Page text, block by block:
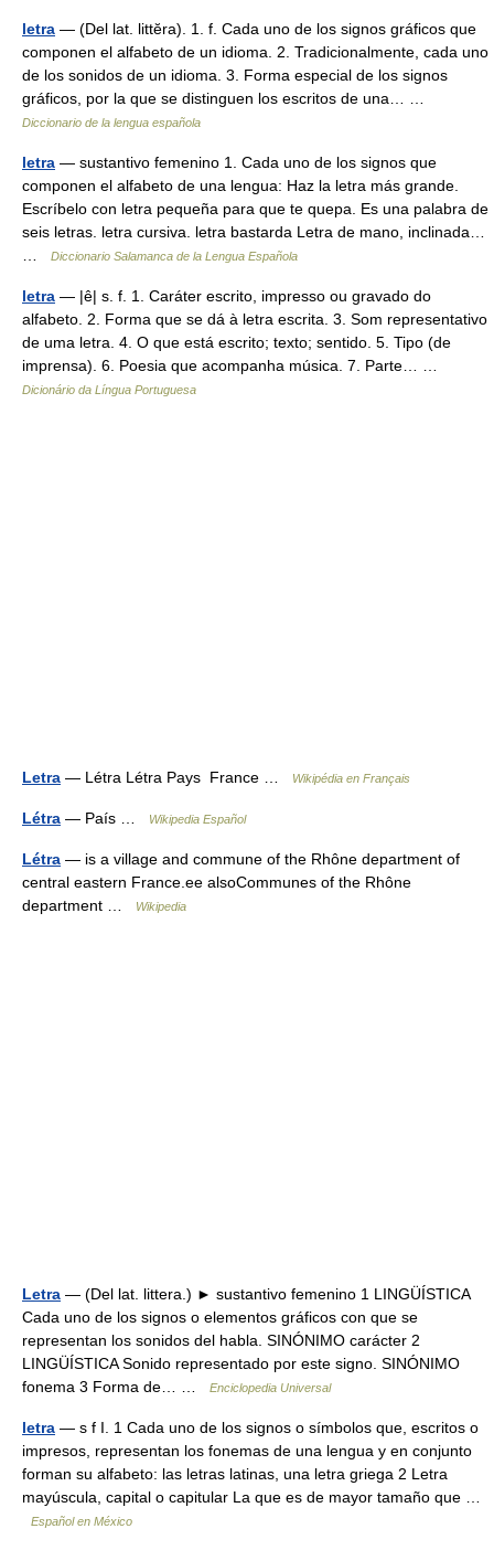
letra — (Del lat. littĕra). 1. f. Cada uno de los signos gráficos que
componen el alfabeto de un idioma. 2. Tradicionalmente, cada uno
de los sonidos de un idioma. 3. Forma especial de los signos
gráficos, por la que se distinguen los escritos de una… …
Diccionario de la lengua española
letra — sustantivo femenino 1. Cada uno de los signos que
componen el alfabeto de una lengua: Haz la letra más grande.
Escríbelo con letra pequeña para que te quepa. Es una palabra de
seis letras. letra cursiva. letra bastarda Letra de mano, inclinada…
Diccionario Salamanca de la Lengua Española
letra — |ê| s. f. 1. Caráter escrito, impresso ou gravado do
alfabeto. 2. Forma que se dá à letra escrita. 3. Som representativo
de uma letra. 4. O que está escrito; texto; sentido. 5. Tipo (de
imprensa). 6. Poesia que acompanha música. 7. Parte… …
Dicionário da Língua Portuguesa
Letra — Létra Létra Pays France … Wikipédia en Français
Létra — País … Wikipedia Español
Létra — is a village and commune of the Rhône department of
central eastern France.ee alsoCommunes of the Rhône
department …
Wikipedia
Letra — (Del lat. littera.) ► sustantivo femenino 1 LINGÜÍSTICA
Cada uno de los signos o elementos gráficos con que se
representan los sonidos del habla. SINÓNIMO carácter 2
LINGÜÍSTICA Sonido representado por este signo. SINÓNIMO
fonema 3 Forma de… …
Enciclopedia Universal
letra — s f I. 1 Cada uno de los signos o símbolos que, escritos o
impresos, representan los fonemas de una lengua y en conjunto
forman su alfabeto: las letras latinas, una letra griega 2 Letra
mayúscula, capital o capitular La que es de mayor tamaño que …
Español en México